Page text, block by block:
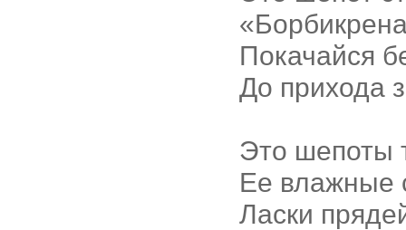
Покачайся
До прихода
Это шепоты
Ее влажные
Ласки